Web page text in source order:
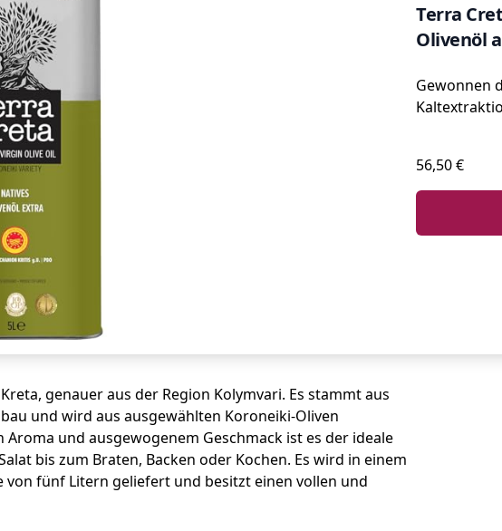
Terra
Olivenöl
Gewonnen
56,50 €
genauer aus der Region Kolymvari. Es stammt aus
und wird aus ausgewählten Koroneiki-Oliven
und ausgewogenem Geschmack ist es der ideale
bis zum Braten, Backen oder Kochen. Es wird in einem
von fünf Litern geliefert und besitzt einen vollen und